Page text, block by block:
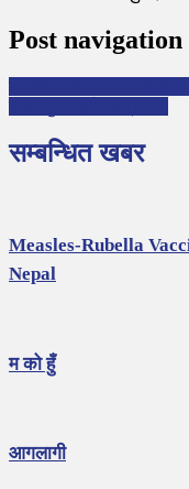
Post navigation
सम्बन्धित खबर
Measles-Rubella
Nepal
म को हुँ
आगलागी